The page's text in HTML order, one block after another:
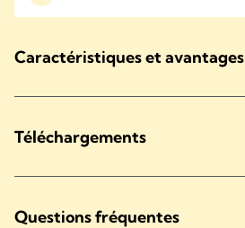
Caractéristiques et avantages
Téléchargements
Questions fréquentes